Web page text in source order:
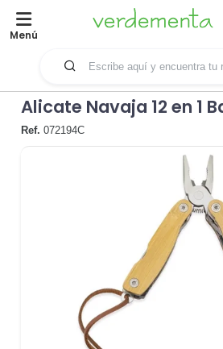
Menú
Alicate Navaja 12 en 1
Ref. 072194C